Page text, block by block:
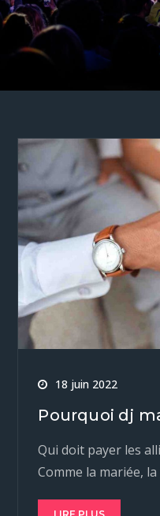
18 juin 2022
Pourquoi dj
Qui doit payer les
Comme la mariée,